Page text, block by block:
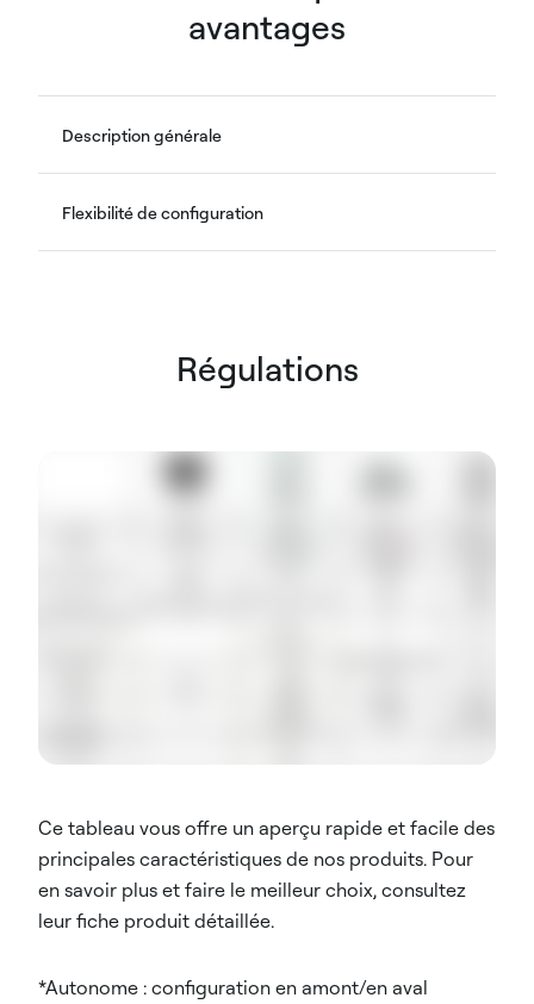
avantages
Description générale
Flexibilité de configuration
Régulations
Ce tableau vous offre un aperçu rapide et facile des
principales caractéristiques de nos produits. Pour
en savoir plus et faire le meilleur choix, consultez
leur fiche produit détaillée.
*Autonome : configuration en amont/en aval